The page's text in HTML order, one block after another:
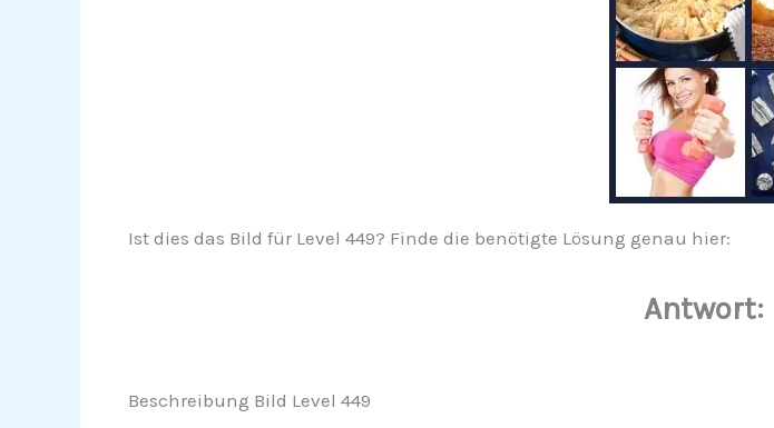
Ist dies das Bild für Level 449? Finde die benötigte Lösung genau hier:
Antwort:
Beschreibung Bild Level 449